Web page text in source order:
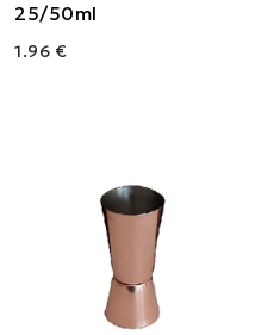
25/50ml
1.96 €